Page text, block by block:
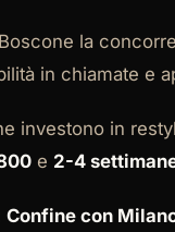
la
in chiamate e
investono in
e 2-4
Confine con